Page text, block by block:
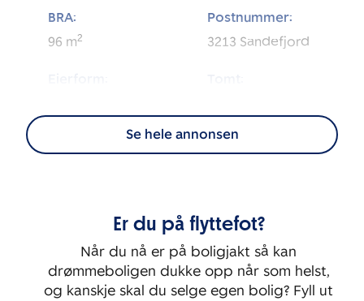
BRA:
96 m2
Postnummer:
3213 Sandefjord
Energimerking:
BRA-i:
2
Soverom:
2
Se hele annonsen
Er du på flyttefot?
Når du nå er på boligjakt så kan
drømmeboligen dukke opp når som helst,
og kanskje skal du selge egen bolig? Fyll ut